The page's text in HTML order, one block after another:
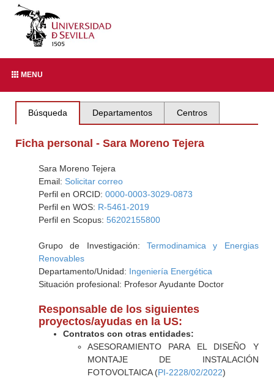
MENU
Búsqueda Departamentos Centros
Ficha personal - Sara Moreno Tejera
Sara Moreno Tejera
Email: Solicitar correo
Perfil en ORCID: 0000-0003-3029-0873
Perfil en WOS: R-5461-2019
Perfil en Scopus: 56202155800
Grupo de Investigación:Termodinamica y Energias
Renovables
Departamento/Unidad: Ingeniería Energética
Situación profesional: Profesor Ayudante Doctor
Responsable de los siguientes
proyectos/ayudas en la US:
Contratos con otras entidades:
ASESORAMIENTO PARA EL DISEÑO Y
MONTAJE DE INSTALACIÓN
FOTOVOLTAICA (PI-2228/02/2022)